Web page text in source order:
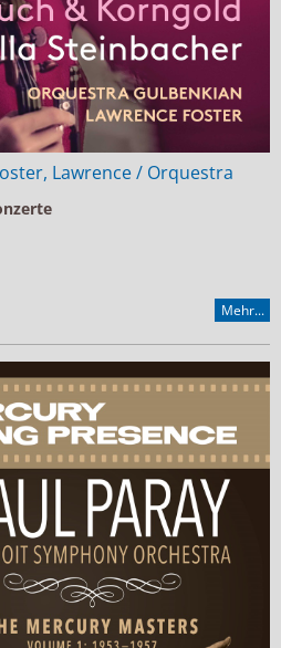
Lawrence / Orquestra
Mehr...